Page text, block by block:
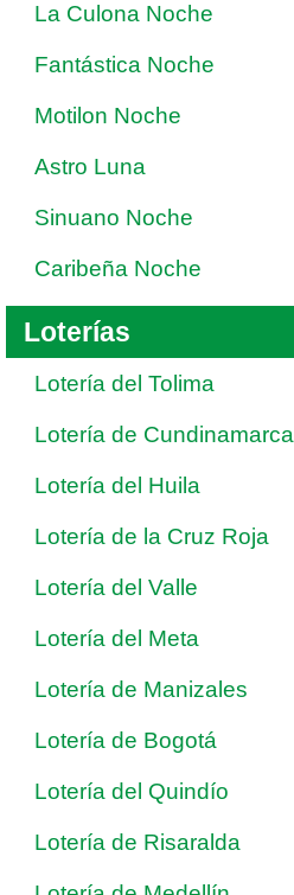
La Culona Noche
Fantástica Noche
Motilon Noche
Astro Luna
Sinuano Noche
Caribeña Noche
Loterías
Lotería del Tolima
Lotería de Cundinamarca
Lotería del Huila
Lotería de la Cruz Roja
Lotería del Valle
Lotería del Meta
Lotería de Manizales
Lotería de Bogotá
Lotería del Quindío
Lotería de Risaralda